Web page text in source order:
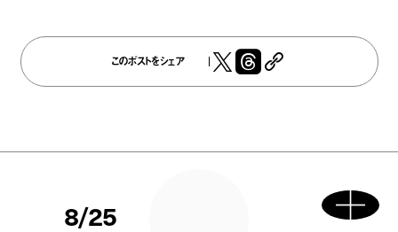
このポストをシェア
8/25